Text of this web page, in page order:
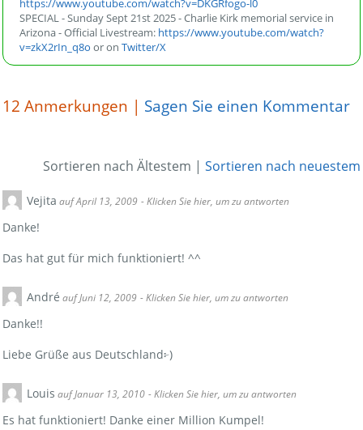
https://www.youtube.com/watch?v=DKGRfogo-l0
SPECIAL - Sunday Sept 21st 2025 - Charlie Kirk memorial service in
Arizona - Official Livestream: https://www.youtube.com/watch?
v=zkX2rIn_q8o or onTwitter/X
12 Anmerkungen | Sagen Sie einen Kommentar
Sortieren nach Ältestem | Sortieren nach neuestem
Vejita auf April 13, 2009 - Klicken Sie hier, um zu antworten
Danke!
Das hat gut für mich funktioniert! ^^
André auf Juni 12, 2009 - Klicken Sie hier, um zu antworten
Danke!!
Liebe Grüße aus Deutschland፦)
Louis auf Januar 13, 2010 - Klicken Sie hier, um zu antworten
Es hat funktioniert! Danke einer Million Kumpel!